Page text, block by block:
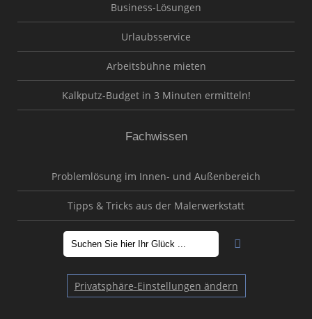
Business-Lösungen
Urlaubsservice
Arbeitsbühne mieten
Kalkputz-Budget in 3 Minuten ermitteln!
Fachwissen
Problemlösung im Innen- und Außenbereich
Tipps & Tricks aus der Malerwerkstatt
Privatsphäre-Einstellungen ändern